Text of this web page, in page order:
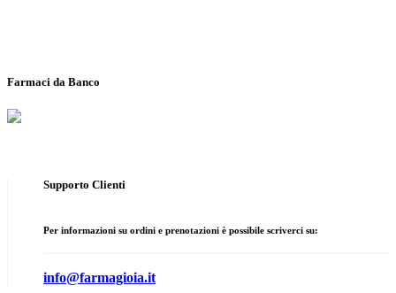
Farmaci da Banco
Supporto Clienti
Per informazioni su ordini e prenotazioni è possibile scriverci su:
info@farmagioia.it